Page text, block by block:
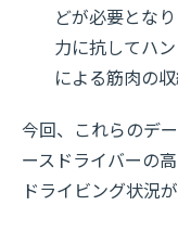
どが必要とな
力に抗してハ
による筋肉の
今回、これらのデ
ースドライバーの
ドライビング状況